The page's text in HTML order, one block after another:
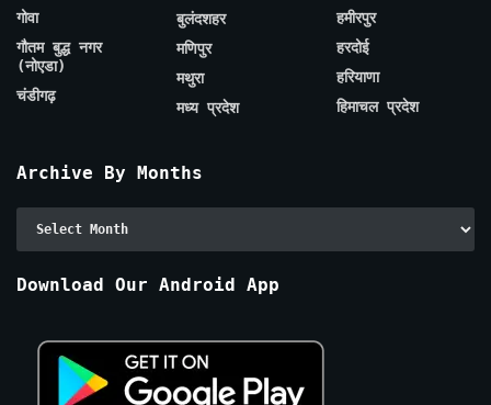
गोवा
गौतम बुद्ध नगर
(नोएडा)
चंडीगढ़
बुलंदशहर
मणिपुर
मथुरा
मध्य प्रदेश
हमीरपुर
हरदोई
हरियाणा
हिमाचल प्रदेश
Archive By Months
Archive
Download Our Android App